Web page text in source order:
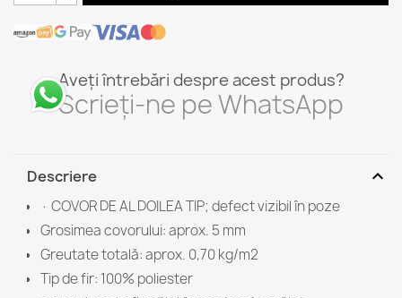
Aveți întrebări despre acest produs?
Scrieți-ne pe WhatsApp
Descriere expand_more
· COVOR DE AL DOILEA TIP; defect vizibil în poze
Grosimea covorului: aprox. 5 mm
Greutate totală: aprox. 0,70 kg/m2
Tip de fir: 100% poliester